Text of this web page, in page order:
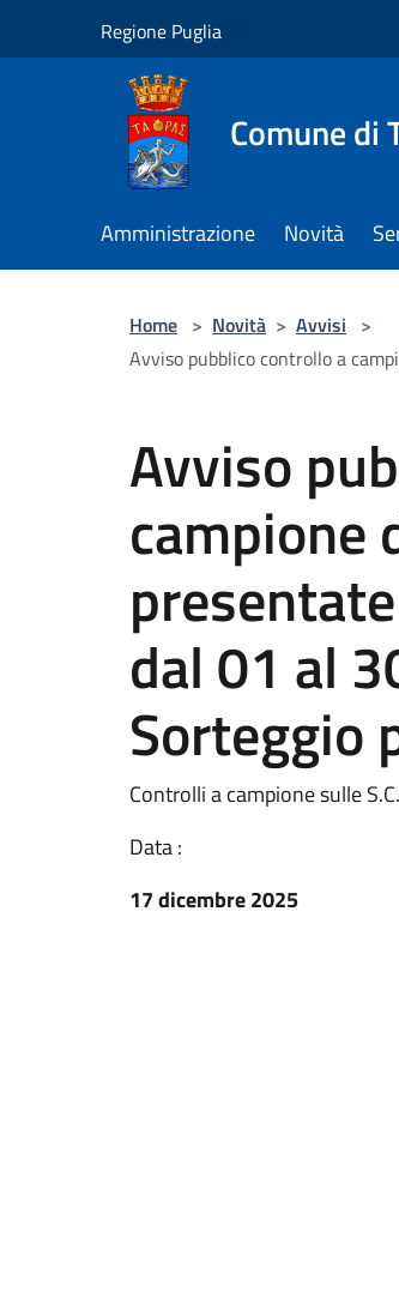
Regione Puglia
Comune di
Amministrazione Novità
Home > Novità > Avvisi >
Avviso pubblico controllo a
Avviso
campione
dal 01 al
Sorteggio
Controlli a campione sulle
Data :
17 dicembre 2025